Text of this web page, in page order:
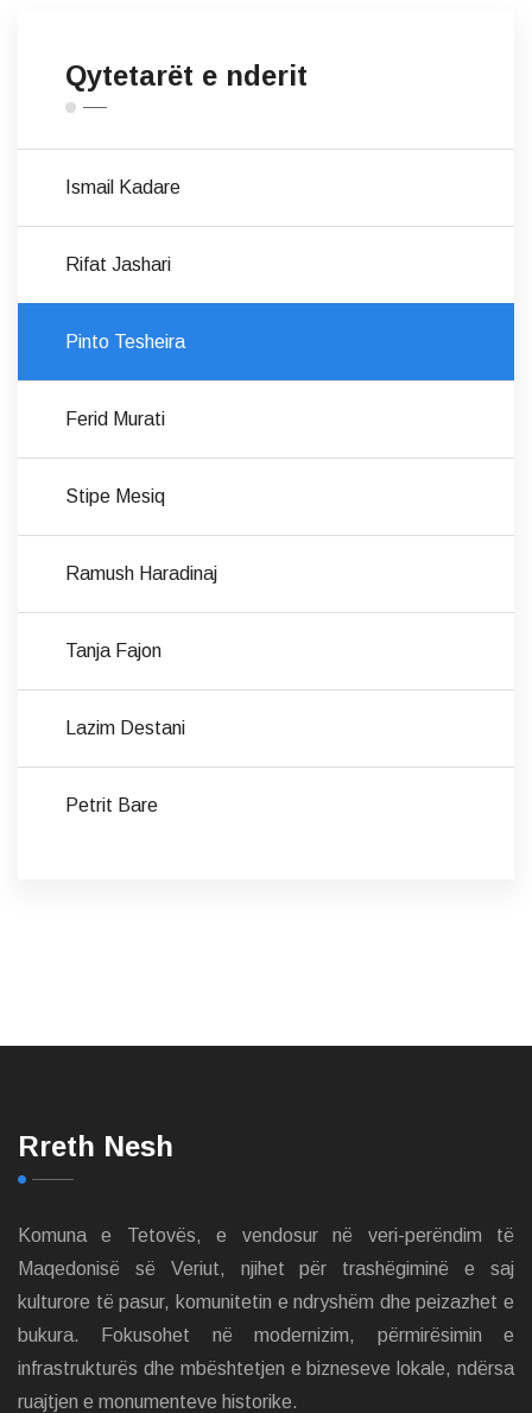
Qytetarët e nderit
Ismail Kadare
Rifat Jashari
Pinto Tesheira
Ferid Murati
Stipe Mesiq
Ramush Haradinaj
Tanja Fajon
Lazim Destani
Petrit Bare
Rreth Nesh
Komuna e Tetovës, e vendosur në veri-perëndim të
Maqedonisë së Veriut, njihet për trashëgiminë e saj
kulturore të pasur, komunitetin e ndryshëm dhe peizazhet e
bukura. Fokusohet në modernizim, përmirësimin e
infrastrukturës dhe mbështetjen e bizneseve lokale, ndërsa
ruajtjen e monumenteve historike.